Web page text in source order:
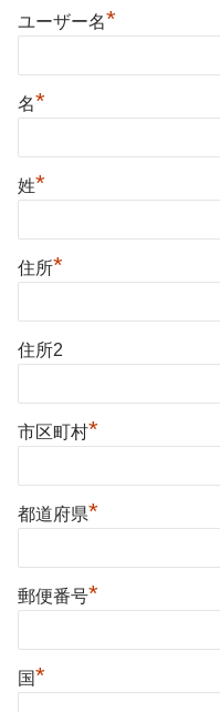
ユーザー名*
名*
姓*
住所*
住所2
市区町村*
都道府県*
郵便番号*
国*